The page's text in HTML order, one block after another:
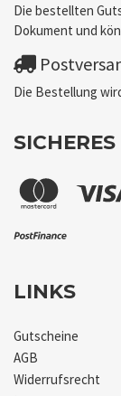
Die bestellten
Dokument und
Die Bestellung
LINKS
Gutscheine
AGB
Widerrufsrecht